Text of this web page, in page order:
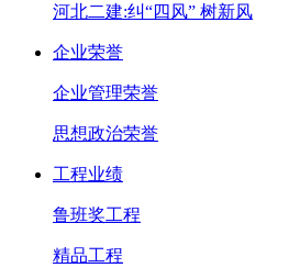
河北二建:纠“四风” 树新风
企业荣誉
企业管理荣誉
思想政治荣誉
工程业绩
鲁班奖工程
精品工程